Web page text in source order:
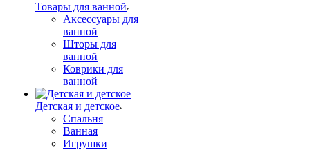
Товары для ванной
Аксессуары для
ванной
Шторы для
ванной
Коврики для
ванной
Детская и детское
Спальня
Ванная
Игрушки